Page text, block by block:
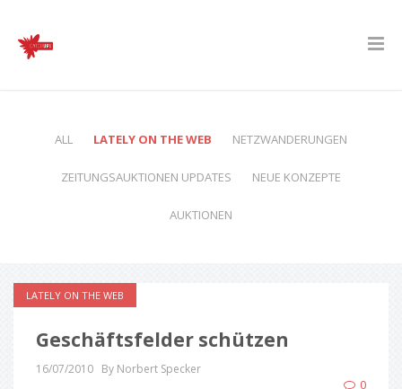
ALL LATELY ON THE WEB NETZWANDERUNGEN
ZEITUNGSAUKTIONEN UPDATES NEUE KONZEPTE
AUKTIONEN
LATELY ON THE WEB
Geschäftsfelder schützen
16/07/2010 By Norbert Specker
0